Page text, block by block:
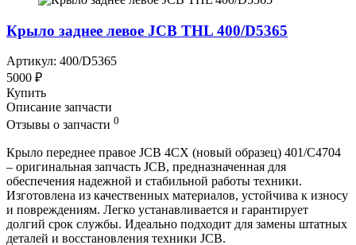
Крыло заднее левое JCB THL 400/D5365
Артикул: 400/D5365
5000 ₽
Купить
Описание запчасти
Отзывы о запчасти 0
Крыло переднее правое JCB 4CX (новый образец) 401/C4704
– оригинальная запчасть JCB, предназначенная для
обеспечения надежной и стабильной работы техники.
Изготовлена из качественных материалов, устойчива к износу
и повреждениям. Легко устанавливается и гарантирует
долгий срок службы. Идеально подходит для замены штатных
деталей и восстановления техники JCB.